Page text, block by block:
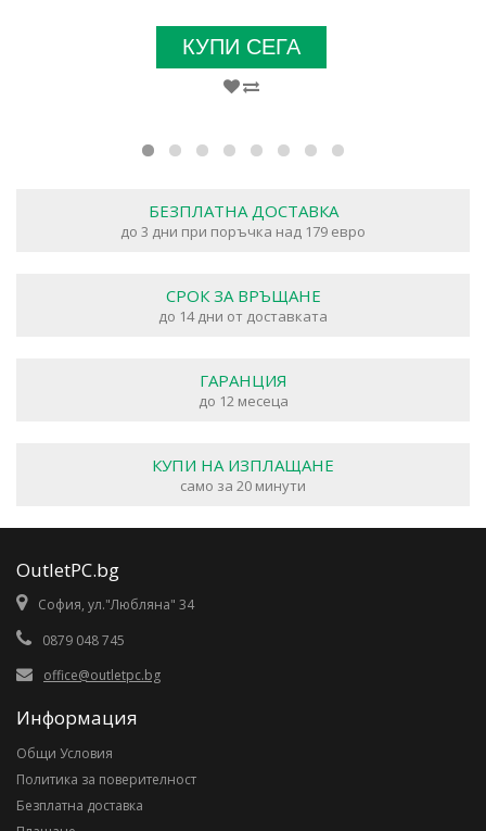
КУПИ СЕГА
БЕЗПЛАТНА ДОСТАВКА
до 3 дни при поръчка над 179 евро
СРОК ЗА ВРЪЩАНЕ
до 14 дни от доставката
ГАРАНЦИЯ
до 12 месеца
КУПИ НА ИЗПЛАЩАНЕ
само за 20 минути
OutletPC.bg
София, ул."Любляна" 34
0879 048 745
office@outletpc.bg
Информация
Общи Условия
Политика за поверителност
Безплатна доставка